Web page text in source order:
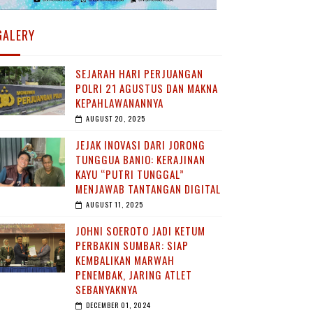
SEJARAH HARI PERJUANGAN
POLRI 21 AGUSTUS DAN MAKNA
KEPAHLAWANANNYA
AUGUST 20, 2025
JEJAK INOVASI DARI JORONG
TUNGGUA BANIO: KERAJINAN
KAYU “PUTRI TUNGGAL”
MENJAWAB TANTANGAN DIGITAL
AUGUST 11, 2025
JOHNI SOEROTO JADI KETUM
PERBAKIN SUMBAR: SIAP
KEMBALIKAN MARWAH
PENEMBAK, JARING ATLET
SEBANYAKNYA
DECEMBER 01, 2024